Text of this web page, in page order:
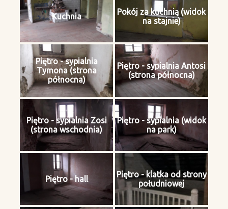
Kuchnia
Pokój za kuchnią (widok
na stajnie)
Piętro - sypialnia
Tymona (strona
północna)
Piętro - sypialnia Antosi
(strona północna)
Piętro - sypialnia Zosi
(strona wschodnia)
Piętro - sypialnia (widok
na park)
Piętro - hall
Piętro - klatka od strony
południowej